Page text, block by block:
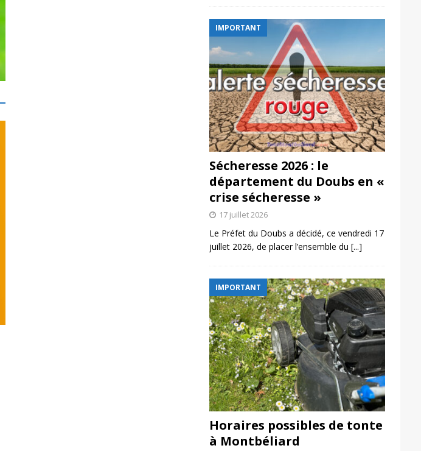
IMPORTANT
Sécheresse 2026 : le
département du Doubs en «
crise sécheresse »
17 juillet 2026
Le Préfet du Doubs a décidé, ce vendredi 17
juillet 2026, de placer l’ensemble du [...]
IMPORTANT
Horaires possibles de tonte
à Montbéliard